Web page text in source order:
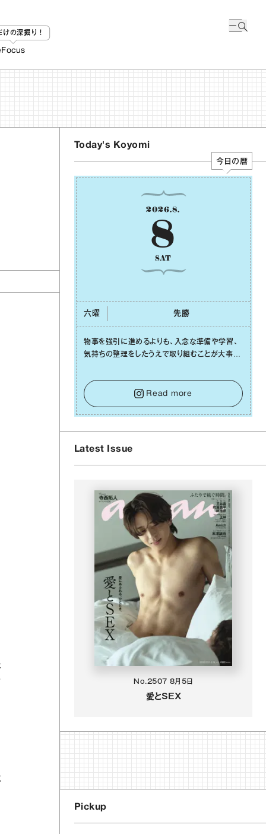
けの深掘り！
Focus
Today's Koyomi
今日の暦
2026.8.
8
SAT
六曜 先勝
物事を強引に進めるよりも、⼊念な準備や学習、
気持ちの整理をしたうえで取り組むことが⼤事な
も焦らないで。意思を伝える⼯夫をしたり、あなた
⾃⾝や疲れていそうな⼈をいたわることに時間を
使いましょう。ここでしっかりとエネルギーを蓄
え、困難を乗り越える⼒に変えましょう。
Read more
Latest Issue
No.2507 8月5日
愛とSEX
Pickup